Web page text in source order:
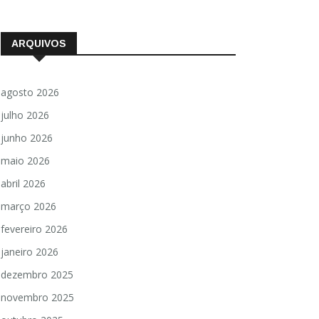
ARQUIVOS
agosto 2026
julho 2026
junho 2026
maio 2026
abril 2026
março 2026
fevereiro 2026
janeiro 2026
dezembro 2025
novembro 2025